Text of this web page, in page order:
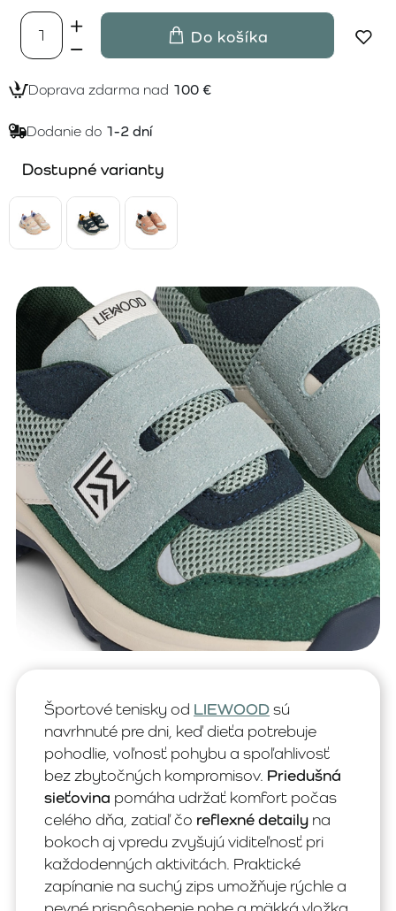
Do košíka
Doprava zdarma nad 100 €
Dodanie do 1-2 dní
Dostupné varianty
Športové tenisky od LIEWOODsú
navrhnuté pre dni, keď dieťa potrebuje
pohodlie, voľnosť pohybu a spoľahlivosť
bez zbytočných kompromisov. Priedušná
sieťovina pomáha udržať komfort počas
celého dňa, zatiaľ čo reflexné detaily na
bokoch aj vpredu zvyšujú viditeľnosť pri
každodenných aktivitách. Praktické
zapínanie na suchý zips umožňuje rýchle a